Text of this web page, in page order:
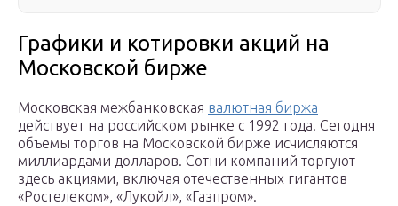
Графики и котировки акций на
Московской бирже
Московская межбанковская валютная биржа
действует на российском рынке с 1992 года. Сегодня
объемы торгов на Московской бирже исчисляются
миллиардами долларов. Сотни компаний торгуют
здесь акциями, включая отечественных гигантов
«Ростелеком», «Лукойл», «Газпром».